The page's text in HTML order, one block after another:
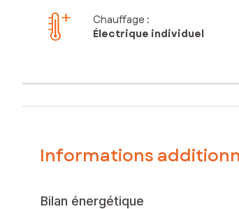
Chauffage :
Électrique individuel
Informations
Bilan énergétique